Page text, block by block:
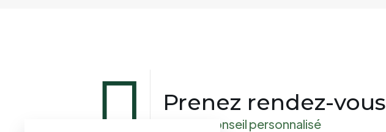
pour un conseil personnalisé
Prenez rendez-vous